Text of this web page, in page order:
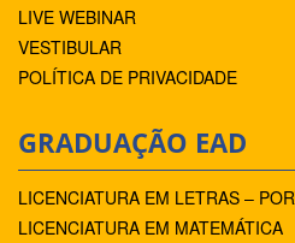
LIVE WEBINAR
VESTIBULAR
POLÍTICA DE PRIVACIDADE
GRADUAÇÃO EAD
LICENCIATURA EM LETRAS –
LICENCIATURA EM MATEMÁTICA